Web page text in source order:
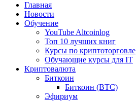
Главная
Новости
Обучение
YouTube Altcoinlog
Топ 10 лучших книг
Курсы по криптоторговле
Обучающие курсы для IT
Криптовалюта
Биткоин
Биткоин (BTC)
Эфириум